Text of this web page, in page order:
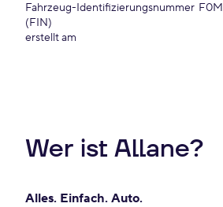
Fahrzeug-Identifizierungsnummer
(FIN)
erstellt am
Wer ist Allane?
Alles. Einfach. Auto.